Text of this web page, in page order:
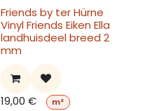
Friends by ter Hürne
Vinyl Friends Eiken Ella
landhuisdeel breed 2
mm
19,00 € m²